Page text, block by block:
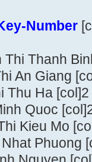
Number
Thanh
An Giang
Thu Ha
Quoc
Kieu Mo
Phuong